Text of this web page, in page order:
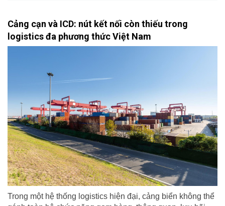
Cảng cạn và ICD: nút kết nối còn thiếu trong
logistics đa phương thức Việt Nam
Trong một hệ thống logistics hiện đại, cảng biển không thể